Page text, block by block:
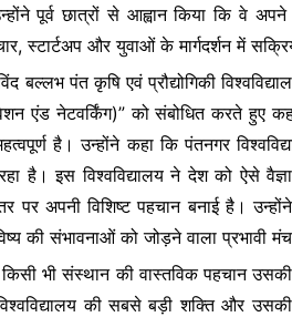
पूर्व छात्रों से आह्वान किया कि वे
स्टार्टअप और युवाओं के मार्गदर्शन में
बल्लभ पंत कृषि एवं प्रौद्योगिकी
एंड नेटवर्किंग)” को संबोधित करते हुए
है। उन्होंने कहा कि पंतनगर
है। इस विश्वविद्यालय ने देश को ऐसे
पर अपनी विशिष्ट पहचान बनाई है।
की संभावनाओं को जोड़ने वाला प्रभावी
भी संस्थान की वास्तविक पहचान उसकी
की सबसे बड़ी शक्ति और